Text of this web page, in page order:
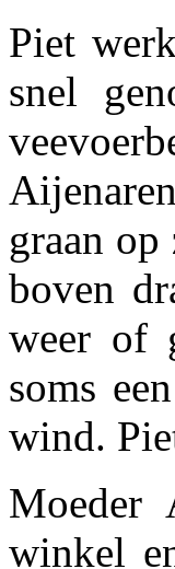
Piet
snel
graan
boven
weer of
soms
wind.
Moeder
winkel